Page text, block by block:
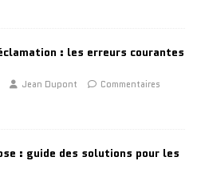
: les erreurs courantes
Jean Dupont
Commentaires
: guide des solutions pour les